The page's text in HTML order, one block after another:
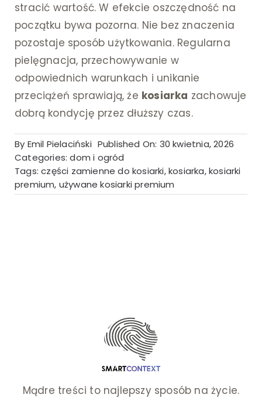
stracić wartość. W efekcie oszczędność na
początku bywa pozorna. Nie bez znaczenia
pozostaje sposób użytkowania. Regularna
pielęgnacja, przechowywanie w
odpowiednich warunkach i unikanie
przeciążeń sprawiają, że kosiarka zachowuje
dobrą kondycję przez dłuższy czas.
By Emil Pielaciński Published On: 30 kwietnia, 2026
Categories:dom i ogród
Tags:części zamienne do kosiarki,kosiarka,kosiarki
premium, używane kosiarki premium
Mądre treści to najlepszy sposób na życie.